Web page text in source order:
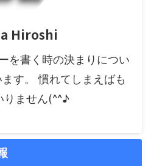
Hiroshi
を書く時の決まりについ
す。 慣れてしまえばも
りません(^^♪